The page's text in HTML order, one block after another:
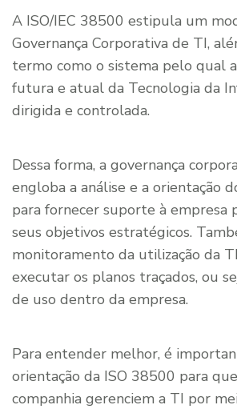
A ISO/IEC 38500 estipula um
Governança Corporativa de TI,
termo como o sistema pelo qual
futura e atual da Tecnologia da
dirigida e controlada.
Dessa forma, a governança
engloba a análise e a orientação
para fornecer suporte à empresa
seus objetivos estratégicos.
monitoramento da utilização da
executar os planos traçados, ou
de uso dentro da empresa.
Para entender melhor, é
orientação da ISO 38500 para
companhia gerenciem a TI por